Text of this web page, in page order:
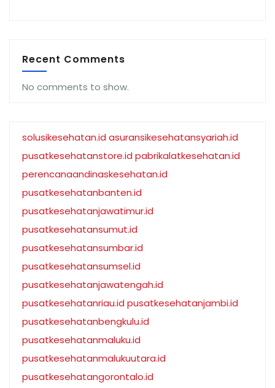
Recent Comments
No comments to show.
solusikesehatan.id asuransikesehatansyariah.id
pusatkesehatanstore.id pabrikalatkesehatan.id
perencanaandinaskesehatan.id
pusatkesehatanbanten.id
pusatkesehatanjawatimur.id
pusatkesehatansumut.id
pusatkesehatansumbar.id
pusatkesehatansumsel.id
pusatkesehatanjawatengah.id
pusatkesehatanriau.id pusatkesehatanjambi.id
pusatkesehatanbengkulu.id
pusatkesehatanmaluku.id
pusatkesehatanmalukuutara.id
pusatkesehatangorontalo.id